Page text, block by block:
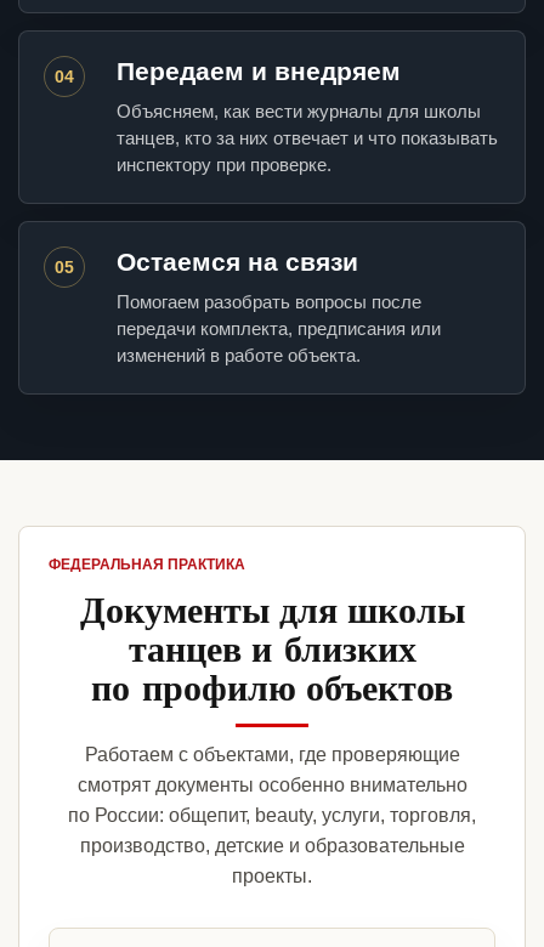
04 Передаем и внедряем
Объясняем, как вести журналы для школы
танцев, кто за них отвечает и что показывать
инспектору при проверке.
05 Остаемся на связи
Помогаем разобрать вопросы после
передачи комплекта, предписания или
изменений в работе объекта.
ФЕДЕРАЛЬНАЯ ПРАКТИКА
Документы для школы
танцев и близких
по профилю объектов
Работаем с объектами, где проверяющие
смотрят документы особенно внимательно
по России: общепит, beauty, услуги, торговля,
производство, детские и образовательные
проекты.